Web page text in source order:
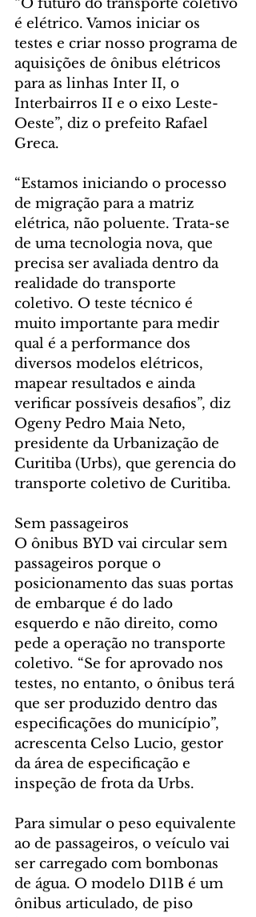
“O futuro do transporte coletivo
é elétrico. Vamos iniciar os
testes e criar nosso programa de
aquisições de ônibus elétricos
para as linhas Inter II, o
Interbairros II e o eixo Leste-
Oeste”, diz o prefeito Rafael
Greca.
“Estamos iniciando o processo
de migração para a matriz
elétrica, não poluente. Trata-se
de uma tecnologia nova, que
precisa ser avaliada dentro da
realidade do transporte
coletivo. O teste técnico é
muito importante para medir
qual é a performance dos
diversos modelos elétricos,
mapear resultados e ainda
verificar possíveis desafios”, diz
Ogeny Pedro Maia Neto,
presidente da Urbanização de
Curitiba (Urbs), que gerencia do
transporte coletivo de Curitiba.
Sem passageiros
O ônibus BYD vai circular sem
passageiros porque o
posicionamento das suas portas
de embarque é do lado
esquerdo e não direito, como
pede a operação no transporte
coletivo. “Se for aprovado nos
testes, no entanto, o ônibus terá
que ser produzido dentro das
especificações do município”,
acrescenta Celso Lucio, gestor
da área de especificação e
inspeção de frota da Urbs.
Para simular o peso equivalente
ao de passageiros, o veículo vai
ser carregado com bombonas
de água. O modelo D11B é um
ônibus articulado, de piso